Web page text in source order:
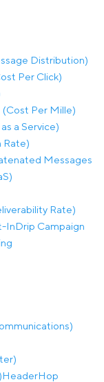
Distribution)
Per Click)
(Cost Per Mille)
a Service)
Rate)
Messages
Rate)
InDrip Campaign
HeaderHop